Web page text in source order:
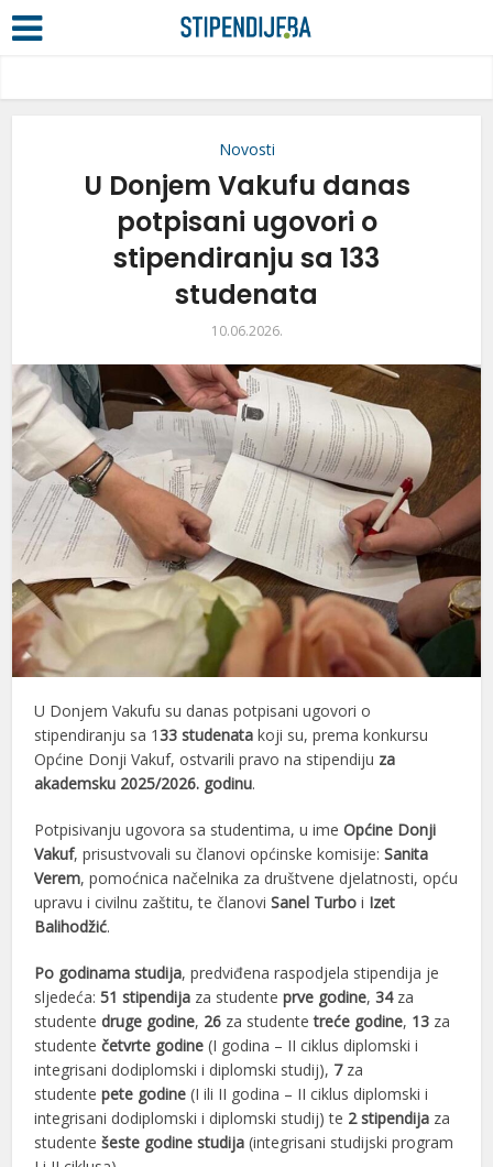
Novosti
U Donjem Vakufu danas
potpisani ugovori o
stipendiranju sa 133
studenata
10.06.2026.
U Donjem Vakufu su danas potpisani ugovori o
stipendiranju sa 133 studenata koji su, prema konkursu
Općine Donji Vakuf, ostvarili pravo na stipendiju za
akademsku 2025/2026. godinu.
Potpisivanju ugovora sa studentima, u imeOpćine Donji
Vakuf, prisustvovali su članovi općinske komisije:Sanita
Verem, pomoćnica načelnika za društvene djelatnosti, opću
upravu i civilnu zaštitu, te članoviSanel Turbo i Izet
Balihodžić.
Po godinama studija, predviđena raspodjela stipendija je
sljedeća:51 stipendija za studenteprve godine,34za
studentedruge godine, 26 za studentetreće godine, 13 za
studentečetvrte godine(I godina – II ciklus diplomski i
integrisani dodiplomski i diplomski studij), 7za
studentepete godine(I ili II godina – II ciklus diplomski i
integrisani dodiplomski i diplomski studij) te 2 stipendija za
studentešeste godine studija(integrisani studijski program